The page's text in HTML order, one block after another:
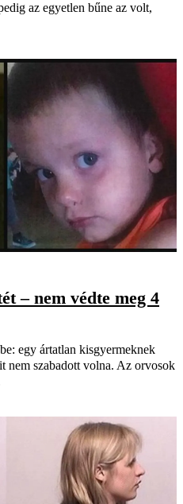
az egyetlen bűne az volt,
– nem védte meg 4
egy ártatlan kisgyermeknek
nem szabadott volna. Az orvosok